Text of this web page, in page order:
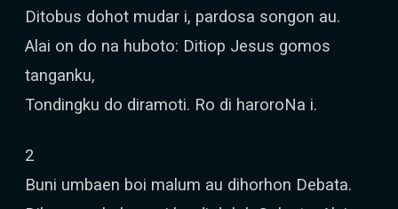
Ditobus dohot mudar i, pardosa songon au.
Alai on do na huboto: Ditiop Jesus gomos
tanganku,
Tondingku do diramoti. Ro di haroroNa i.
2
Buni umbaen boi malum au dihorhon Debata.